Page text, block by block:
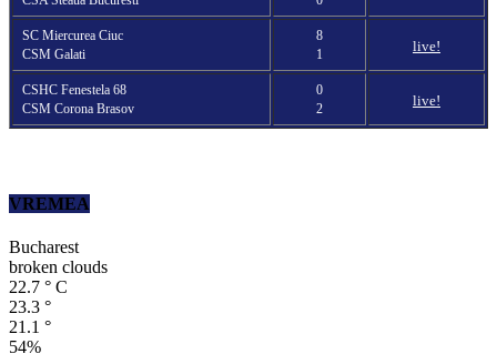
SC Miercurea Ciuc
CSM Galati
8
1
live!
CSHC Fenestela 68
CSM Corona Brasov
0
2
live!
VREMEA
Bucharest
broken clouds
22.7 ° C
23.3 °
21.1 °
54%